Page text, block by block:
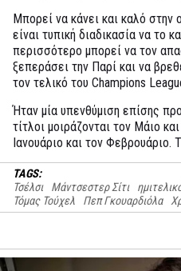
Μπορεί να κάνει και καλό
είναι τυπική διαδικασία να το
περισσότερο μπορεί να τον
ξεπεράσει την Παρί και να
τον τελικό του Champions
Ήταν μία υπενθύμιση επίσης
τίτλοι μοιράζονται τον Μάιο
Ιανουάριο και τον
TAGS:
Τσέλσι
Μάντσεστερ Σίτι
Τόμας Τούχελ
Πεπ Γκουαρδιόλα